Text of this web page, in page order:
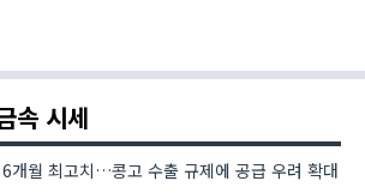
속 시세
개월 최고치…콩고 수출 규제에 공급 우려 확대